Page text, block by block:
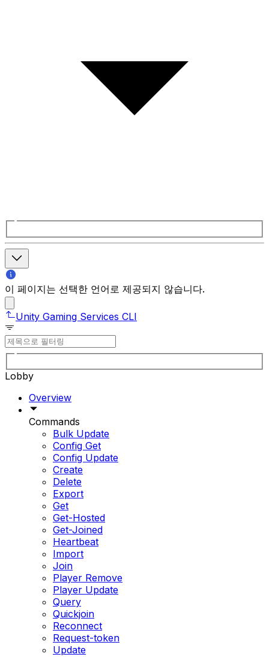
이 페이지는 선택한 언어로 제공되지 않습니다.
Unity Gaming Services CLI
Lobby
Overview
Commands
Bulk Update
Config Get
Config Update
Create
Delete
Export
Get
Get-Hosted
Get-Joined
Heartbeat
Import
Join
Player Remove
Player Update
Query
Quickjoin
Reconnect
Request-token
Update